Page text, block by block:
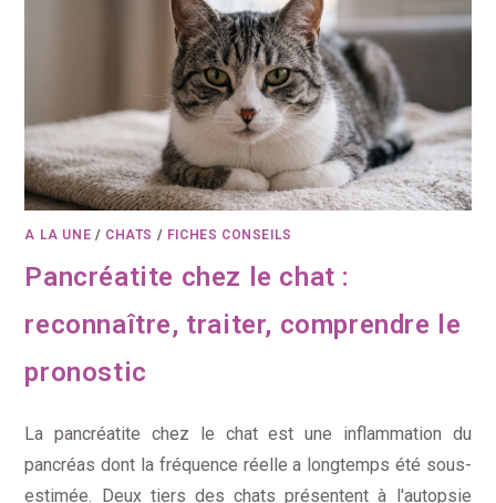
A LA UNE / CHATS / FICHES CONSEILS
Pancréatite chez le chat :
reconnaître, traiter, comprendre le
pronostic
La pancréatite chez le chat est une inflammation du
pancréas dont la fréquence réelle a longtemps été sous-
estimée. Deux tiers des chats présentent à l'autopsie